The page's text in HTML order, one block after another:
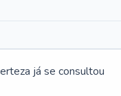
já se consultou